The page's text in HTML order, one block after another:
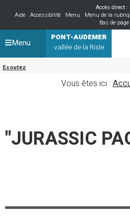
Accès direct :
Aide
Accessibilité Menu Menu de la
Bas de page
PONT-AUDEMER
vallée de la Risle
Ecoutez
Menu
Vous êtes ici :
"JURASSIC